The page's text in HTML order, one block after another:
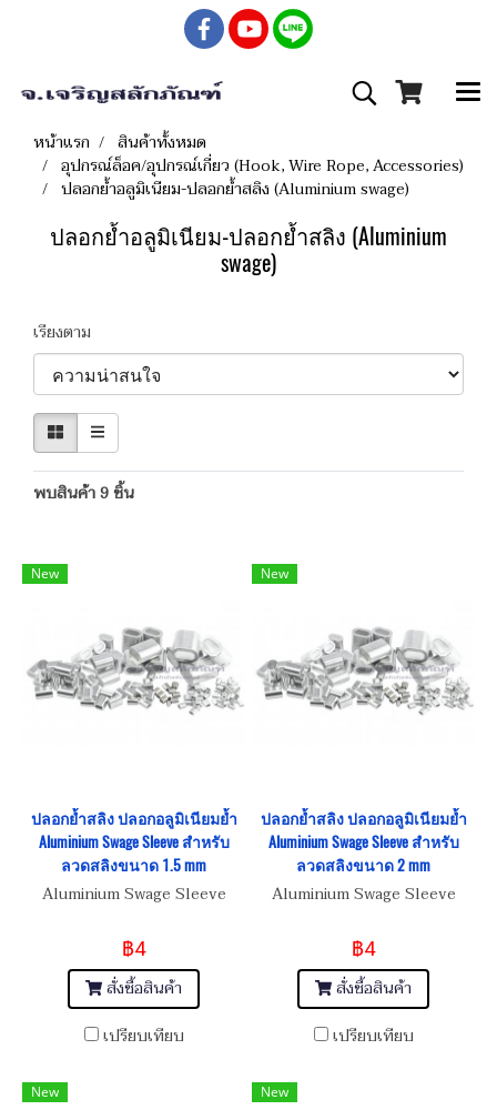
หน้าแรก
สินค้าทั้งหมด
อุปกรณ์ล็อค/อุปกรณ์เกี่ยว (Hook, Wire Rope, Accessories)
ปลอกย้ำอลูมิเนียม-ปลอกย้ำสลิง (Aluminium swage)
ปลอกย้ำอลูมิเนียม-ปลอกย้ำสลิง (Aluminium
swage)
เรียงตาม
พบสินค้า 9 ชิ้น
New
ปลอกย้ำสลิง ปลอกอลูมิเนียมย้ำ
Aluminium Swage Sleeve สำหรับ
ลวดสลิงขนาด 1.5 mm
Aluminium Swage Sleeve
฿4
สั่งซื้อสินค้า
เปรียบเทียบ
New
ปลอกย้ำสลิง ปลอกอลูมิเนียมย้ำ
Aluminium Swage Sleeve สำหรับ
ลวดสลิงขนาด 2 mm
Aluminium Swage Sleeve
฿4
สั่งซื้อสินค้า
เปรียบเทียบ
New New